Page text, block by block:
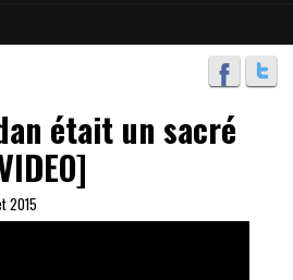
était un sacré
2015